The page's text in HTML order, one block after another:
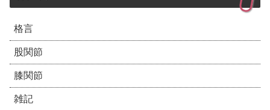
格言
股関節
膝関節
雑記